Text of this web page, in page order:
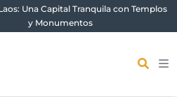
Una Capital Tranquila con Templos
y Monumentos